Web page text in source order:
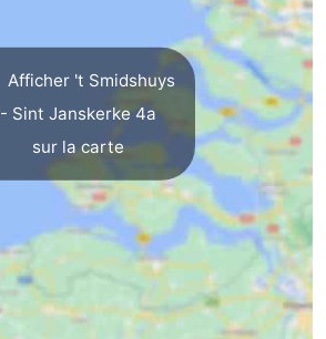
Afficher 't Smidshuys
- Sint Janskerke 4a
sur la carte